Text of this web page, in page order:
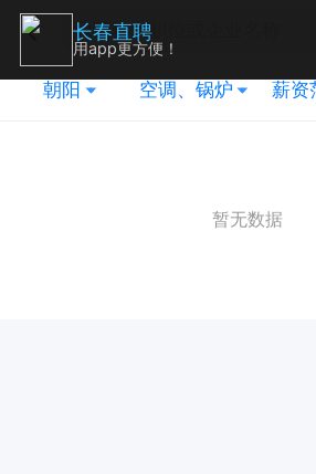
朝阳 空调、锅炉 薪资
暂无数据
长春直聘
用app更方便！